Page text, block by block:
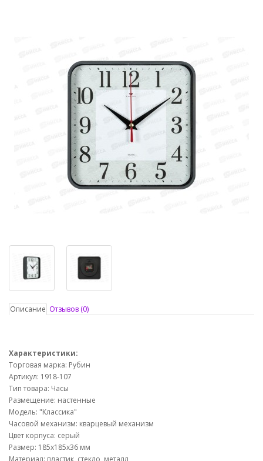
Описание Отзывов (0)
Характеристики:
Торговая марка: Рубин
Артикул: 1918-107
Тип товара: Часы
Размещение: настенные
Модель: "Классика"
Часовой механизм: кварцевый механизм
Цвет корпуса: серый
Размер: 185х185х36 мм
Материал: пластик, стекло, металл